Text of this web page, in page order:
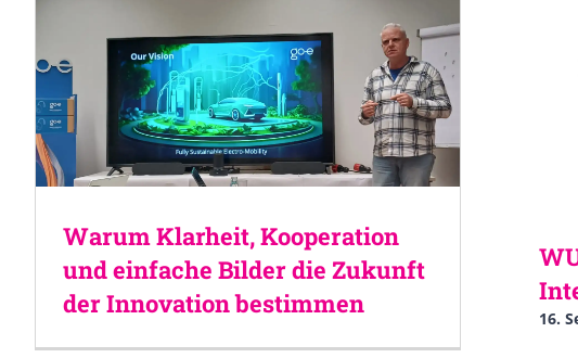
Warum Klarheit, Kooperation
und einfache Bilder die Zukunft
der Innovation bestimmen
16.